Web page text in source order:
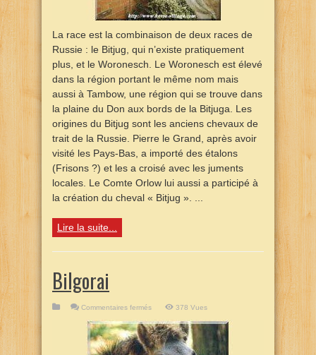
La race est la combinaison de deux races de
Russie : le Bitjug, qui n’existe pratiquement
plus, et le Woronesch. Le Woronesch est élevé
dans la région portant le même nom mais
aussi à Tambow, une région qui se trouve dans
la plaine du Don aux bords de la Bitjuga. Les
origines du Bitjug sont les anciens chevaux de
trait de la Russie. Pierre le Grand, après avoir
visité les Pays-Bas, a importé des étalons
(Frisons ?) et les a croisé avec les juments
locales. Le Comte Orlow lui aussi a participé à
la création du cheval « Bitjug ». ...
Lire la suite...
Bilgorai
Commentaires fermés 378 Vues